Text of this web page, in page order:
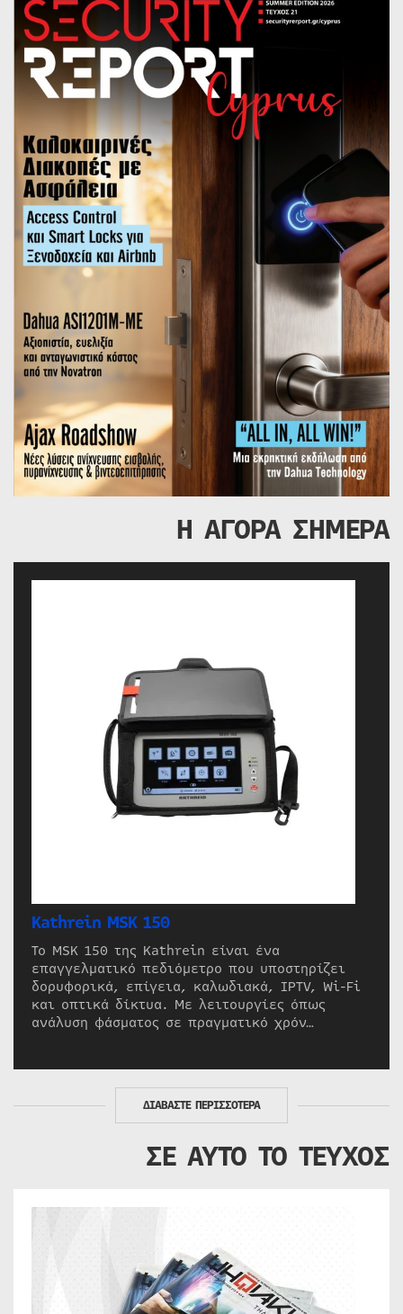
Η ΑΓΟΡΑ ΣΗΜΕΡΑ
Kathrein MSK 150
Το MSK 150 της Kathrein είναι ένα
επαγγελματικό πεδιόμετρο που υποστηρίζει
δορυφορικά, επίγεια, καλωδιακά, IPTV, Wi-Fi
και οπτικά δίκτυα. Με λειτουργίες όπως
ανάλυση φάσματος σε πραγματικό χρόν…
ΔΙΑΒΑΣΤΕ ΠΕΡΙΣΣΟΤΕΡΑ
ΣΕ ΑΥΤΟ ΤΟ ΤΕΥΧΟΣ